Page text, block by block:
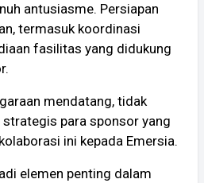
antusiasme. Persiapan
termasuk koordinasi
fasilitas yang didukung
mendatang, tidak
para sponsor yang
ini kepada Emersia.
elemen penting dalam